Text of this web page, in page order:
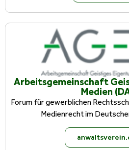
Arbeitsgemeinschaft
Medien
Forum für gewerblichen
Medienrecht im